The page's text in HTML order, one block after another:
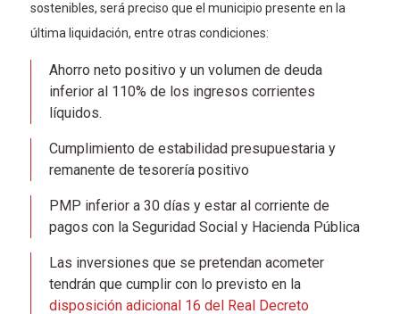
sostenibles, será preciso que el municipio presente en la
última liquidación, entre otras condiciones:
Ahorro neto positivo y un volumen de deuda
inferior al 110% de los ingresos corrientes
líquidos.
Cumplimiento de estabilidad presupuestaria y
remanente de tesorería positivo
PMP inferior a 30 días y estar al corriente de
pagos con la Seguridad Social y Hacienda Pública
Las inversiones que se pretendan acometer
tendrán que cumplir con lo previsto en la
disposición adicional 16 del Real Decreto